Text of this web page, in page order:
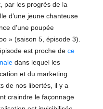
par les progrès de la
d’une jeune chanteuse
d’une poupée
» (saison 5, épisode 3).
est proche de ce
dans lequel les
et du marketing
de nos libertés, il y a
craindre le façonnage